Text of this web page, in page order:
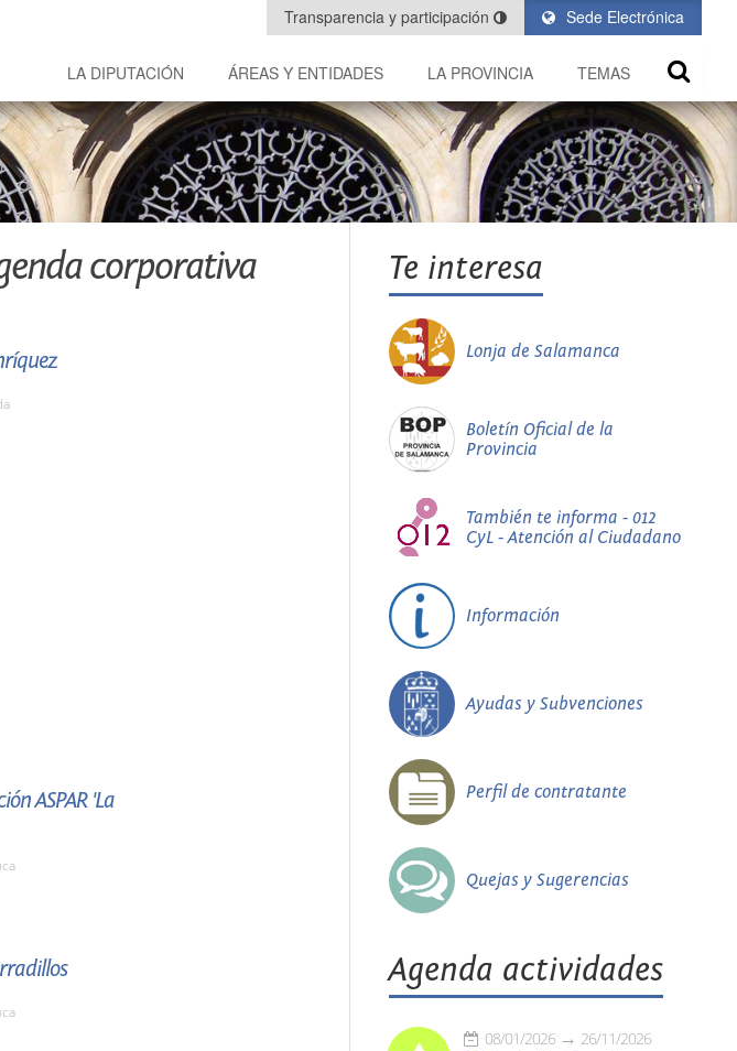
Sede Electrónica
Transparencia y participación
LA DIPUTACIÓN ÁREAS Y ENTIDADES LA PROVINCIA TEMAS
corporativa
ASPAR 'La
Te interesa
Lonja de Salamanca
Boletín Oficial de la
Provincia
También te informa - 012
CyL - Atención al Ciudadano
Información
Ayudas y Subvenciones
Perfil de contratante
Quejas y Sugerencias
Agenda actividades
08/01/2026 26/11/2026